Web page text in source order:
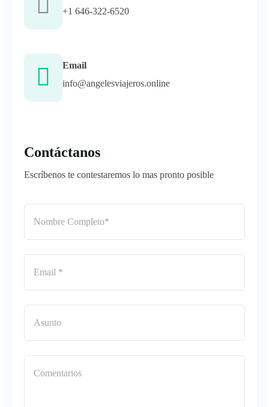
+1 646-322-6520
Email
info@angelesviajeros.online
Contáctanos
Escríbenos te contestaremos lo mas pronto posible